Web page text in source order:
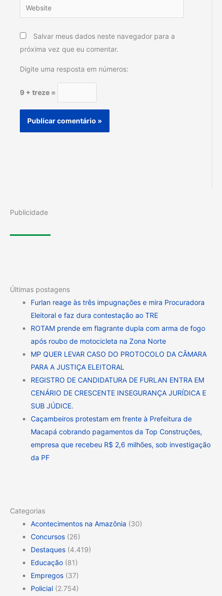
Website
Salvar meus dados neste navegador para a
próxima vez que eu comentar.
Digite uma resposta em números:
9 + treze =
Publicidade
Últimas postagens
Furlan reage às três impugnações e mira Procuradora
Eleitoral e faz dura contestação ao TRE
ROTAM prende em flagrante dupla com arma de fogo
após roubo de motocicleta na Zona Norte
MP QUER LEVAR CASO DO PROTOCOLO DA CÂMARA
PARA A JUSTIÇA ELEITORAL
REGISTRO DE CANDIDATURA DE FURLAN ENTRA EM
CENÁRIO DE CRESCENTE INSEGURANÇA JURÍDICA E
SUB JÚDICE.
Caçambeiros protestam em frente à Prefeitura de
Macapá cobrando pagamentos da Top Construções,
empresa que recebeu R$ 2,6 milhões, sob investigação
da PF
Categorias
Acontecimentos na Amazônia (30)
Concursos (26)
Destaques (4.419)
Educação (81)
Empregos (37)
Policial (2.754)